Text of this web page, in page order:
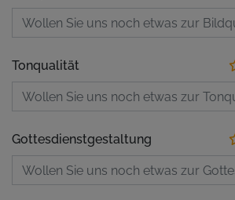
Tonqualität
Gottesdienstgestaltung